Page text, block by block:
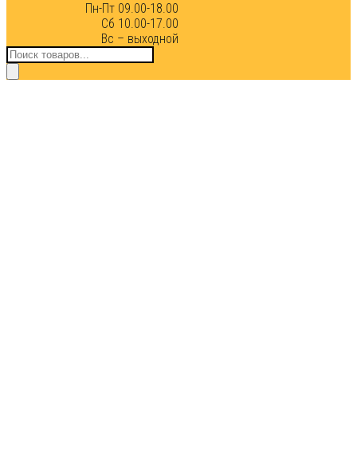
Пн-Пт 09.00-18.00
Сб 10.00-17.00
Вс – выходной
Поиск
товаров